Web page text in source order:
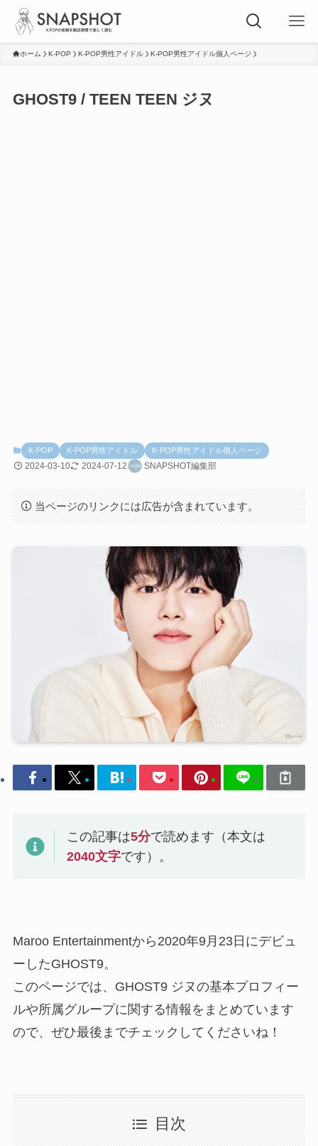
ホーム K-POP K-POP男性アイドル K-POP男性アイドル個人ページ
GHOST9 / TEEN TEEN ジヌ
K-POP K-POP男性アイドル K-POP男性アイドル個人ページ
2024-03-10 2024-07-12 SNAPSHOT編集部
当ページのリンクには広告が含まれています。
この記事は5分で読めます（本文は
2040文字です）。
Maroo Entertainmentから2020年9月23日にデビュ
ーしたGHOST9。
このページでは、GHOST9 ジヌの基本プロフィー
ルや所属グループに関する情報をまとめています
ので、ぜひ最後までチェックしてくださいね！
目次